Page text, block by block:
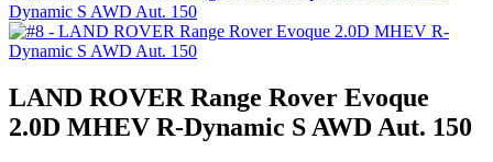
LAND ROVER Range Rover Evoque
2.0D MHEV R-Dynamic S AWD Aut. 150